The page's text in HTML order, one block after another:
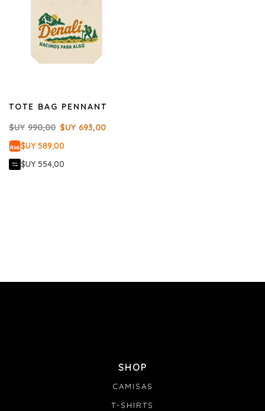
TOTE BAG PENNANT
$UY 990,00 $UY 693,00
$UY 589,00
$UY 554,00
SHOP
CAMISAS
T-SHIRTS